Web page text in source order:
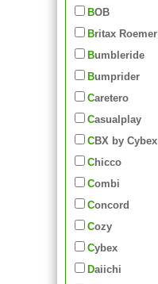
BOB
Britax Roemer
Bumbleride
Bumprider
Caretero
Casualplay
CBX by Cybex
Chicco
Combi
Concord
Cozy
Cybex
Daiichi